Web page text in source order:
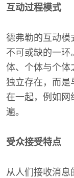
互动过程模式
德弗勒的互动模
不可或缺的一环
体、个体与个体
独立存在，而是
在一起，例如网
遍。
受众接受特点
从人们接收消息